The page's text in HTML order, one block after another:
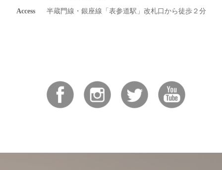
Access 半蔵門線・銀座線「表参道駅」改札口から徒歩２分